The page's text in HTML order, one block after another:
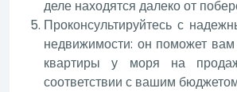
деле находятся далеко от
Проконсультируйтесь с
недвижимости: он поможет
квартиры у моря на
соответствии с вашим